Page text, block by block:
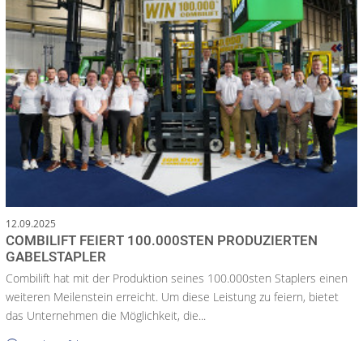
12.09.2025
COMBILIFT FEIERT 100.000STEN PRODUZIERTEN
GABELSTAPLER
Combilift hat mit der Produktion seines 100.000sten Staplers einen
weiteren Meilenstein erreicht. Um diese Leistung zu feiern, bietet
das Unternehmen die Möglichkeit, die...